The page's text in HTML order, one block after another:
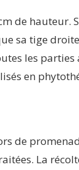
de hauteur.
sa tige
les
en
de
La